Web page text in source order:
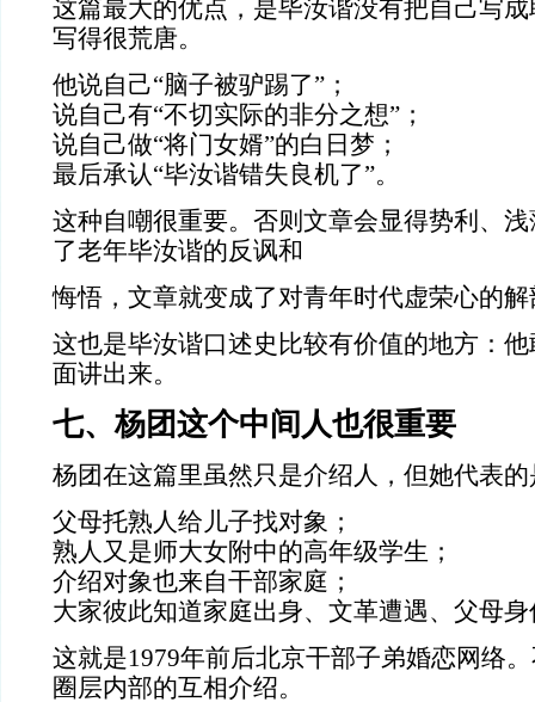
这篇最大的优点，是毕汝谐没有把自己写
写得很荒唐。
他说自己“脑子被驴踢了”；
说自己有“不切实际的非分之想”；
说自己做“将门女婿”的白日梦；
最后承认“毕汝谐错失良机了”。
这种自嘲很重要。否则文章会显得势利、
了老年毕汝谐的反讽和
悔悟，文章就变成了对青年时代虚荣心的解
这也是毕汝谐口述史比较有价值的地方：
面讲出来。
七、杨团这个中间人也很重要
杨团在这篇里虽然只是介绍人，但她代表
父母托熟人给儿子找对象；
熟人又是师大女附中的高年级学生；
介绍对象也来自干部家庭；
大家彼此知道家庭出身、文革遭遇、父母身
这就是1979年前后北京干部子弟婚恋网络
圈层内部的互相介绍。